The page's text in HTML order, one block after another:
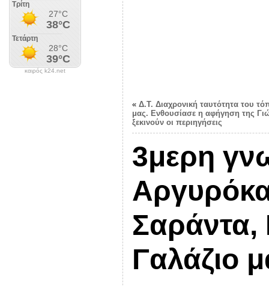
καιρός k24.net
« Δ.Τ. Διαχρονική ταυτότητα του
μας. Ενθουσίασε η αφήγηση της
ξεκινούν οι περιηγήσεις
3μερη
Σαράντα,
Γαλάζιο